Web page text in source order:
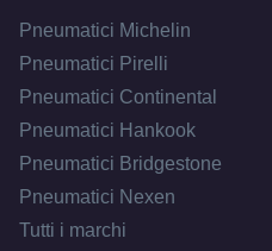
Pneumatici Michelin
Pneumatici Pirelli
Pneumatici Continental
Pneumatici Hankook
Pneumatici Bridgestone
Pneumatici Nexen
Tutti i marchi